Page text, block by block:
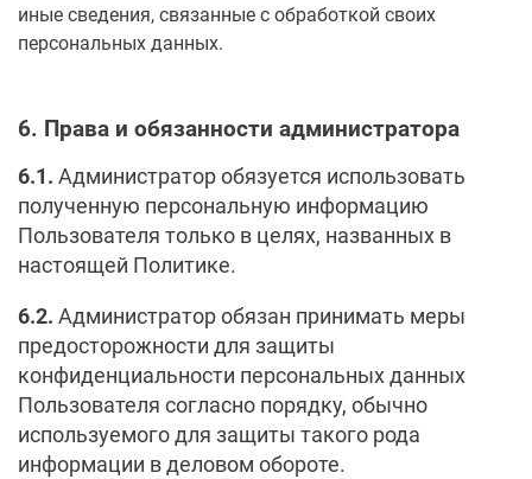
иные сведения, связанные с обработкой своих
персональных данных.
6. Права и обязанности администратора
6.1. Администратор обязуется использовать
полученную персональную информацию
Пользователя только в целях, названных в
настоящей Политике.
6.2. Администратор обязан принимать меры
предосторожности для защиты
конфиденциальности персональных данных
Пользователя согласно порядку, обычно
используемого для защиты такого рода
информации в деловом обороте.